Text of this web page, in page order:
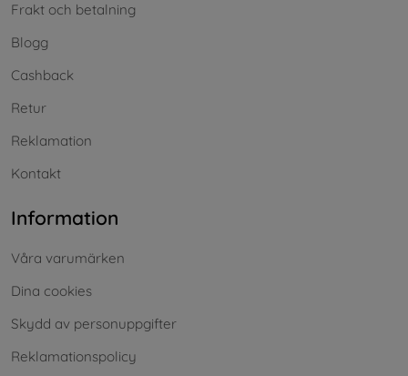
Frakt och betalning
Blogg
Cashback
Retur
Reklamation
Kontakt
Information
Våra varumärken
Dina cookies
Skydd av personuppgifter
Reklamationspolicy